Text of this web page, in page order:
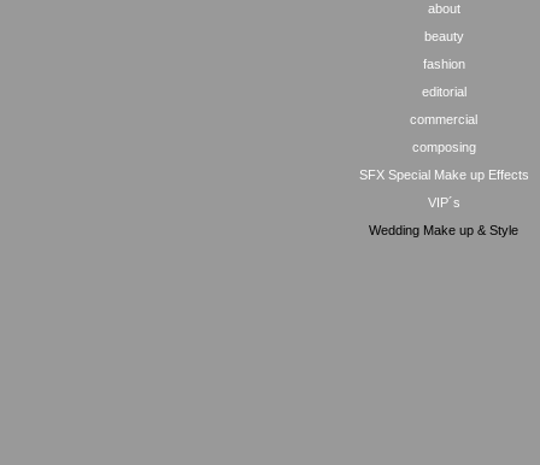
about
beauty
fashion
editorial
commercial
composing
SFX Special Make up Effects
VIP´s
Wedding Make up & Style